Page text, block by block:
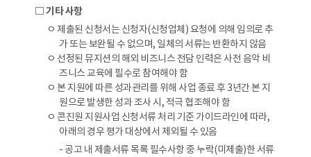
□ 기타 사항
ㅇ 제출된 신청서는 신청자(신청업체) 요청에 의해 임의로 추
가 또는 보완될 수 없으며, 일체의 서류는 반환하지 않음
ㅇ 선정된 뮤지션의 해외 비즈니스 전담 인력은 사전 음악 비
즈니스 교육에 필수로 참여해야 함
ㅇ 본 지원에 따른 성과관리를 위해 사업 종료 후 3년간 본 지
원으로 발생한 성과 조사 시, 적극 협조해야 함
ㅇ 콘진원 지원사업 신청서류 처리 기준 가이드라인에 따라,
아래의 경우 평가 대상에서 제외될 수 있음
- 공고 내 제출서류 목록 필수사항 중 누락(미제출)한 서류